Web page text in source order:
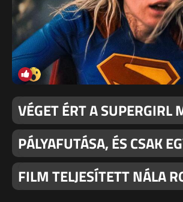
VÉGET ÉRT A SUPERGIRL
PÁLYAFUTÁSA, ÉS CSAK
FILM TELJESÍTETT NÁLA